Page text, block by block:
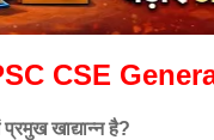
CSE
खाद्यान्न है?